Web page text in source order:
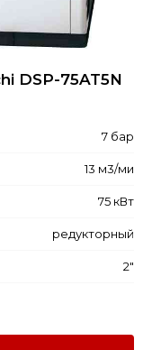
DSP-75AT5N
7 бар
13 м3/ми
75 кВт
редукторный
2"